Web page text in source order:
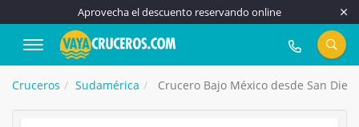
Aprovecha el descuento reservando online
917 815 555
Cruceros Sudamérica Crucero Bajo México desde San